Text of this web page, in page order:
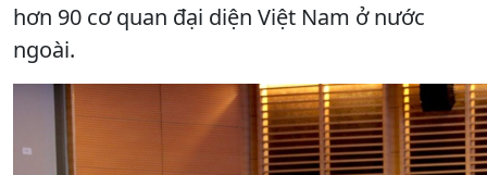
hơn 90 cơ quan đại diện Việt Nam ở nước
ngoài.